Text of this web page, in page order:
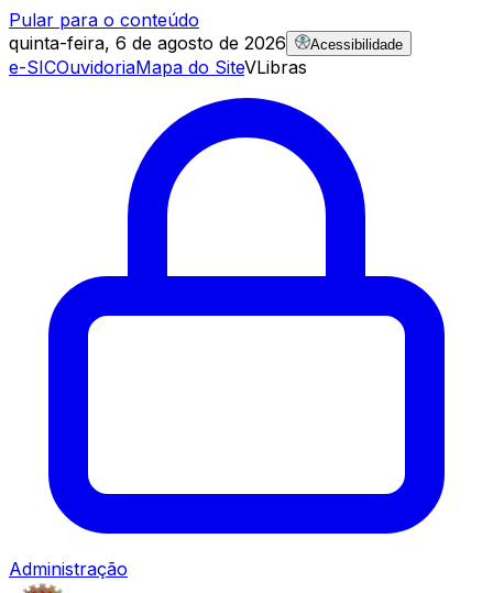
Pular para o conteúdo
quinta-feira, 6 de agosto de 2026
Acessibilidade
e-SICOuvidoriaMapa do SiteVLibras
Administração